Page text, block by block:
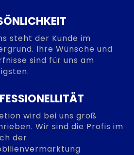
steht der Kunde im
Ihre Wünsche und
sind für uns am
wird bei uns groß
Wir sind die Profis im
der